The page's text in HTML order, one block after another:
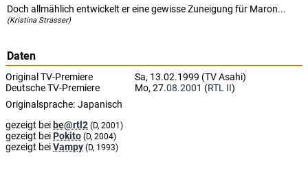
Doch allmählich entwickelt er eine gewisse Zuneigung für Maron...
(Kristina Strasser)
Daten
Original TV-Premiere
Sa, 13.02.1999 (TV Asahi)
Deutsche TV-Premiere
Mo, 27.08.2001 (RTL II)
Originalsprache: Japanisch
gezeigt beibe@rtl2 (D, 2001)
gezeigt beiPokito (D, 2004)
gezeigt beiVampy (D, 1993)